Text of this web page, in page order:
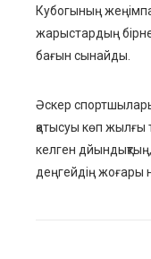
Кубогының
жарыстардың
бағын сынайды.
Әскер
қатысуы көп жылғы
келген дйындықтың,
деңгейдің жоғары